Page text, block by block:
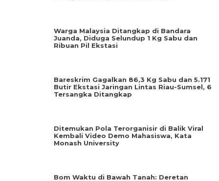
Warga Malaysia Ditangkap di Bandara
Juanda, Diduga Selundup 1 Kg Sabu dan
Ribuan Pil Ekstasi
Bareskrim Gagalkan 86,3 Kg Sabu dan 5.171
Butir Ekstasi Jaringan Lintas Riau-Sumsel, 6
Tersangka Ditangkap
Ditemukan Pola Terorganisir di Balik Viral
Kembali Video Demo Mahasiswa, Kata
Monash University
Bom Waktu di Bawah Tanah: Deretan